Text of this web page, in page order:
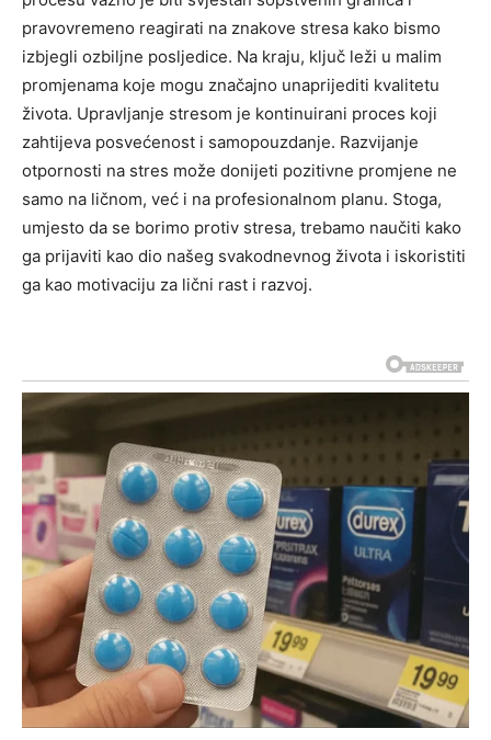
pravovremeno reagirati na znakove stresa kako bismo
izbjegli ozbiljne posljedice. Na kraju, ključ leži u malim
promjenama koje mogu značajno unaprijediti kvalitetu
života. Upravljanje stresom je kontinuirani proces koji
zahtijeva posvećenost i samopouzdanje. Razvijanje
otpornosti na stres može donijeti pozitivne promjene ne
samo na ličnom, već i na profesionalnom planu. Stoga,
umjesto da se borimo protiv stresa, trebamo naučiti kako
ga prijaviti kao dio našeg svakodnevnog života i iskoristiti
ga kao motivaciju za lični rast i razvoj.